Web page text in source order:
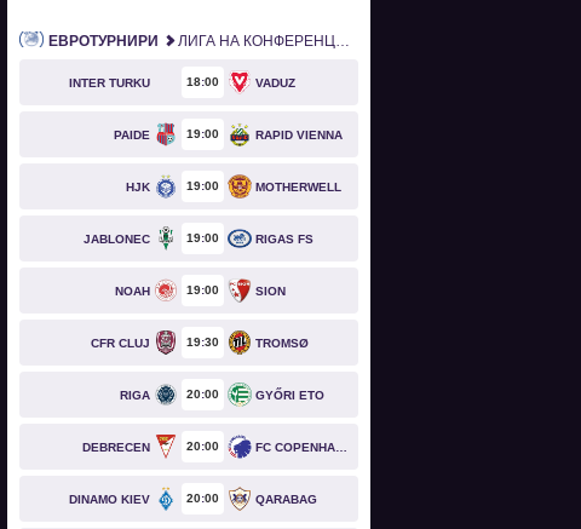
ЕВРОТУРНИРИ ЛИГА НА КОНФЕРЕНЦИИТЕ
INTER TURKU 18 00 VADUZ
PAIDE 19 00 RAPID VIENNA
HJK 19 00 MOTHERWELL
JABLONEC 19 00 RIGAS FS
NOAH 19 00 SION
CFR CLUJ 19 30 TROMSØ
RIGA 20 00 GYŐRI ETO
DEBRECEN 20 00
DINAMO KIEV 20 00 QARABAG